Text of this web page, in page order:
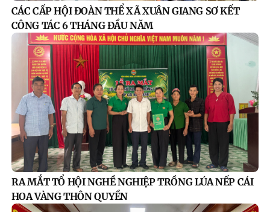
CÁC CẤP HỘI ĐOÀN THỂ XÃ XUÂN GIANG SƠ KẾT
CÔNG TÁC 6 THÁNG ĐẦU NĂM
RA MẮT TỔ HỘI NGHỀ NGHIỆP TRỒNG LÚA NẾP CÁI
HOA VÀNG THÔN QUYỀN